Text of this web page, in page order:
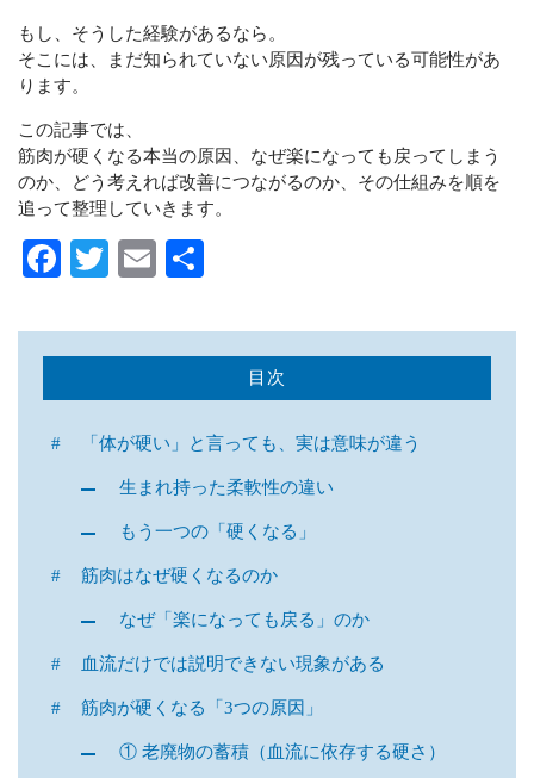
もし、そうした経験があるなら。
そこには、まだ知られていない原因が残っている可能性があ
ります。
この記事では、
筋肉が硬くなる本当の原因、なぜ楽になっても戻ってしまう
のか、どう考えれば改善につながるのか、その仕組みを順を
追って整理していきます。
目次
「体が硬い」と言っても、実は意味が違う
生まれ持った柔軟性の違い
もう一つの「硬くなる」
筋肉はなぜ硬くなるのか
なぜ「楽になっても戻る」のか
血流だけでは説明できない現象がある
筋肉が硬くなる「3つの原因」
① 老廃物の蓄積（血流に依存する硬さ）